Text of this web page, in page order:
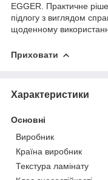
EGGER. Практичне
підлогу з виглядом
щоденному
Приховати
Характеристики
Основні
Виробник
Країна виробник
Текстура ламінату